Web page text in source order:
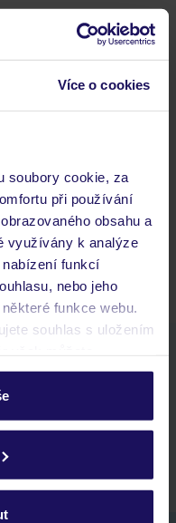
Více o cookies
soubory cookie, za
při používání
obsahu a
využívány k analýze
funkcí
nebo jeho
funkce webu.
souhlas s uložením
cookie naleznete v
do hotelu?
jejich sdílení
zobrazené nabídky